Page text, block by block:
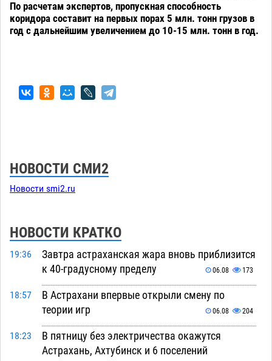
По расчетам экспертов, пропускная способность
коридора составит на первых порах 5 млн. тонн грузов в
год с дальнейшим увеличением до 10-15 млн. тонн в год.
НОВОСТИ СМИ2
Новости smi2.ru
НОВОСТИ КРАТКО
19:36
Завтра астраханская жара вновь приблизится
к 40-градусному пределу
06.08 173
18:57
В Астрахани впервые открыли смену по
теории игр
06.08 204
18:23
В пятницу без электричества окажутся
Астрахань, Ахтубинск и 6 поселений